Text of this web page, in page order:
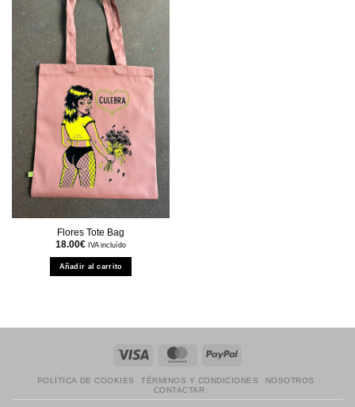
Flores Tote Bag
18.00€ IVA incluído
Añadir al carrito
MasterCardPayPal
POLÍTICA DE COOKIES TÉRMINOS Y CONDICIONES
NOSOTROS
CONTACTAR